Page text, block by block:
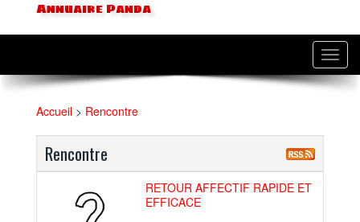
Annuaire Panda
Accueil > Rencontre
Rencontre
RETOUR AFFECTIF RAPIDE ET
EFFICACE